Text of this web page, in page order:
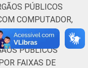
PÚBLICOS
COMPUTADOR,
PÚBLICOS
FAIXAS DE